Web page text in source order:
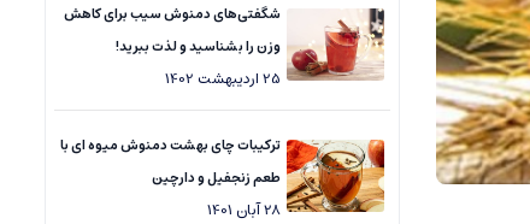
شگفتی‌های دمنوش سیب برای کاهش
وزن را بشناسید و لذت ببرید!
25 اردیبهشت 1402
ترکیبات چای بهشت دمنوش میوه ای با
طعم زنجفیل و دارچین
28آبان 1401